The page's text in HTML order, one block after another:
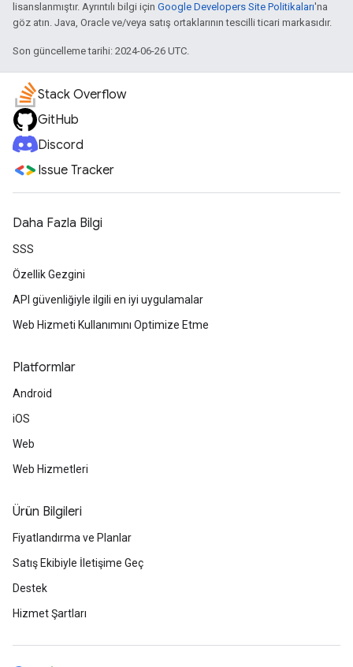
lisanslanmıştır. Ayrıntılı bilgi için Google Developers Site Politikaları'na
göz atın. Java, Oracle ve/veya satış ortaklarının tescilli ticari markasıdır.
Son güncelleme tarihi: 2024-06-26 UTC.
Stack Overflow
GitHub
Discord
Issue Tracker
Daha Fazla Bilgi
SSS
Özellik Gezgini
API güvenliğiyle ilgili en iyi uygulamalar
Web Hizmeti Kullanımını Optimize Etme
Platformlar
Android
iOS
Web
Web Hizmetleri
Ürün Bilgileri
Fiyatlandırma ve Planlar
Satış Ekibiyle İletişime Geç
Destek
Hizmet Şartları